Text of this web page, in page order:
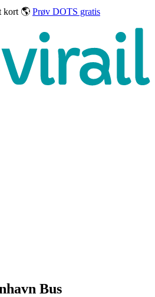
kort 🌎 Prøv DOTS gratis
Bus